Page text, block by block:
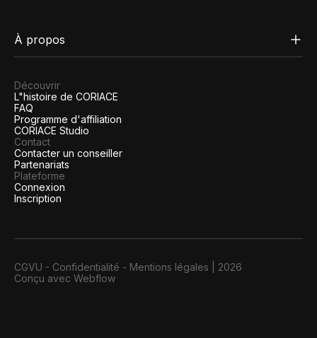
À propos
Découvrir
L"histoire de CORIACE
FAQ
Programme d'affiliation
CORIACE Studio
Contact
Contacter un conseiller
Partenariats
Plateforme
Connexion
Inscription
CGVU - Confidentialité - Mentions légales
2026
Conçu avec Webflow